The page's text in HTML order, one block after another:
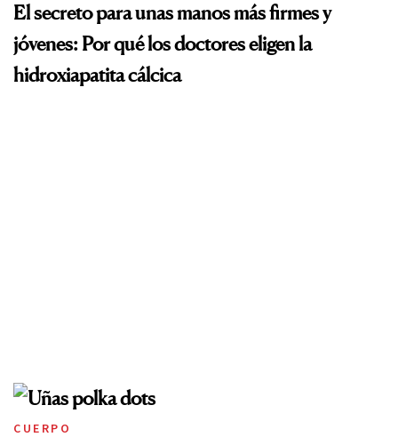
El secreto para unas manos más firmes y
jóvenes: Por qué los doctores eligen la
hidroxiapatita cálcica
CUERPO